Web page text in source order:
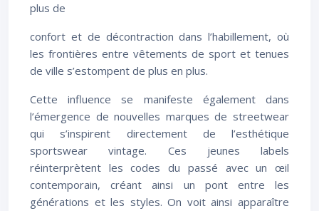
plus de
confort et de décontraction dans l’habillement, où
les frontières entre vêtements de sport et tenues
de ville s’estompent de plus en plus.
Cette influence se manifeste également dans
l’émergence de nouvelles marques de streetwear
qui s’inspirent directement de l’esthétique
sportswear vintage. Ces jeunes labels
réinterprètent les codes du passé avec un œil
contemporain, créant ainsi un pont entre les
générations et les styles. On voit ainsi apparaître